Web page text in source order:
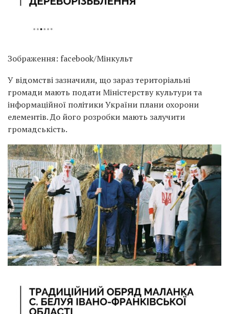
Зображення: facebook/Мінкульт
У відомстві зазначили, що зараз територіальні
громади мають подати Міністерству культури та
інформаційної політики України плани охорони
елементів. До його розробки мають залучити
громадськість.